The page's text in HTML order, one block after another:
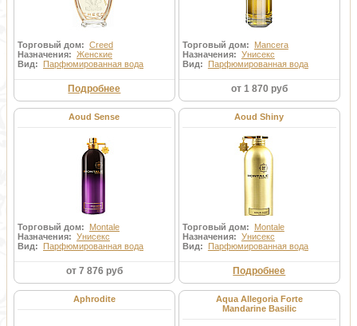
Торговый дом: Creed
Назначения: Женские
Вид: Парфюмированная вода
Подробнее
Торговый дом: Mancera
Назначения: Унисекс
Вид: Парфюмированная вода
от 1 870 руб
Aoud Sense
Торговый дом: Montale
Назначения: Унисекс
Вид: Парфюмированная вода
от 7 876 руб
Aoud Shiny
Торговый дом: Montale
Назначения: Унисекс
Вид: Парфюмированная вода
Подробнее
Aphrodite
Aqua Allegoria Forte
Mandarine Basilic